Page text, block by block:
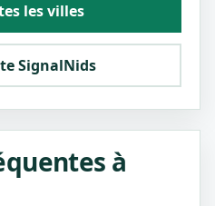
les villes
SignalNids
à